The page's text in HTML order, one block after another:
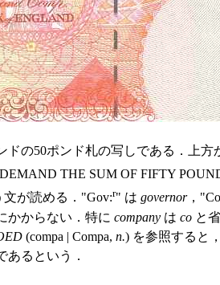
の50ポンド札の写しである．上方
THE SUM OF FIFTY
が読める．"Gov:r" は governor，
かからない．特に company は co と
(compa | Compa, n.) を参照すると
あるという．